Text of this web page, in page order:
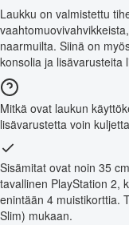
Laukku on valmistettu
naarmuilta. Siinä on
konsolia ja lisävarusteita
Mitkä ovat laukun
lisävarustetta voin
Sisämitat ovat noin 35
tavallinen PlayStation 2,
enintään 4 muistikorttia.
Slim) mukaan.